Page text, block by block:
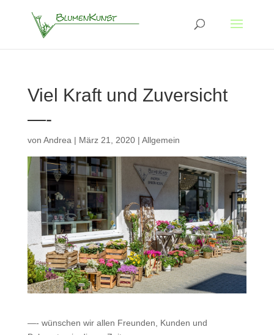
Viel Kraft und Zuversicht
—-
von Andrea | März 21, 2020| Allgemein
—- wünschen wir allen Freunden, Kunden und